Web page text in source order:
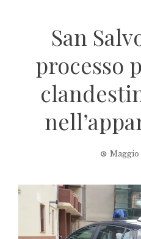
San
processo
Maggio